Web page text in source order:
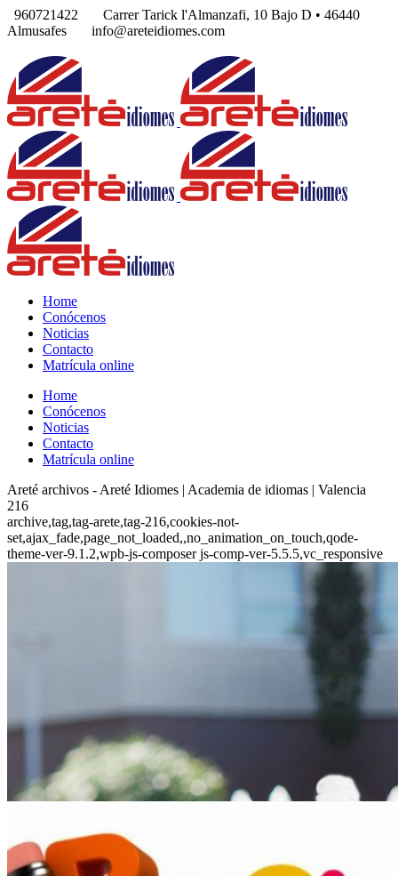
960721422
Carrer Tarick l'Almanzafi, 10 Bajo D • 46440
Almusafes
info@areteidiomes.com
Home
Conócenos
Noticias
Contacto
Matrícula online
Home
Conócenos
Noticias
Contacto
Matrícula online
Areté archivos - Areté Idiomes | Academia de idiomas | Valencia
216
archive,tag,tag-arete,tag-216,cookies-not-
set,ajax_fade,page_not_loaded,,no_animation_on_touch,qode-
theme-ver-9.1.2,wpb-js-composer js-comp-ver-5.5.5,vc_responsive